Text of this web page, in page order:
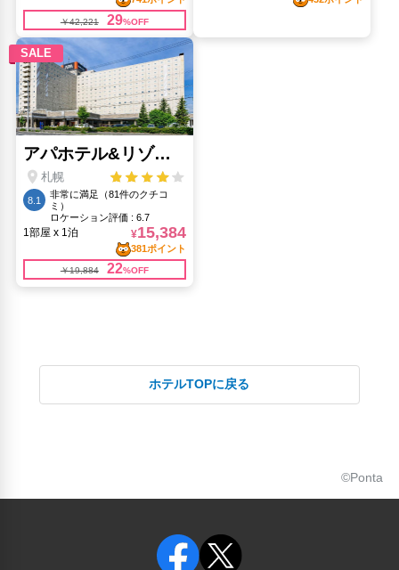
ホテルTOPに戻る
©Ponta